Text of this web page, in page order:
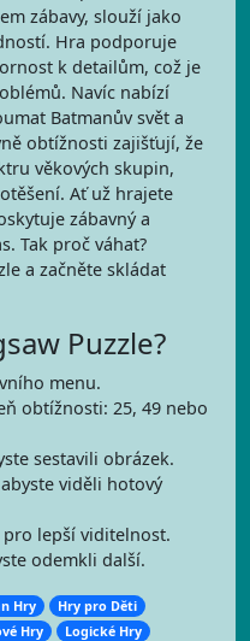
zábavy, slouží jako
Hra podporuje
k detailům, což je
Navíc nabízí
Batmanův svět a
obtížnosti zajišťují, že
věkových skupin,
Ať už hrajete
zábavný a
Tak proč váhat?
a začněte skládat
Puzzle?
menu.
obtížnosti: 25, 49 nebo
sestavili obrázek.
viděli hotový
lepší viditelnost.
odemkli další.
Hry
Hry pro Děti
Hry
Logické Hry